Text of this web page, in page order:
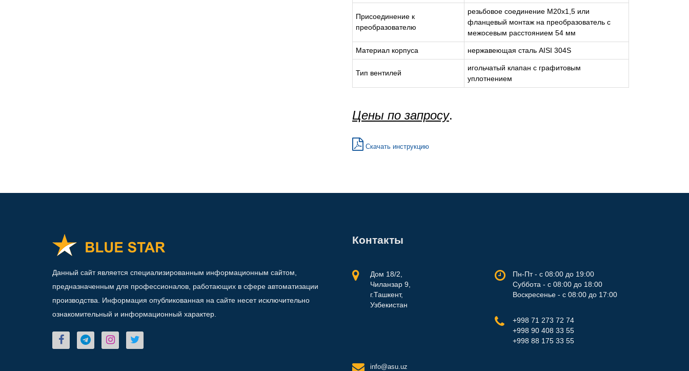
Присоединение к
преобразователю
резьбовое соединение M20х1,5 или
фланцевый монтаж на преобразователь с
межосевым расстоянием 54 мм
Материал корпуса нержавеющая сталь AISI 304S
Тип вентилей
игольчатый клапан с графитовым
уплотнением
Цены по запросу.
Скачать инструкцию
Данный сайт является специализированным информационным сайтом,
предназначенным для профессионалов, работающих в сфере автоматизации
производства. Информация опубликованная на сайте несет исключительно
ознакомительный и информационный характер.
Контакты
Дом 18/2,
Чиланзар 9,
г.Ташкент,
Узбекистан
Пн-Пт - с 08:00 до 19:00
Суббота - с 08:00 до 18:00
Воскресенье - с 08:00 до 17:00
+998 71 273 72 74
+998 90 408 33 55
+998 88 175 33 55
info@asu.uz